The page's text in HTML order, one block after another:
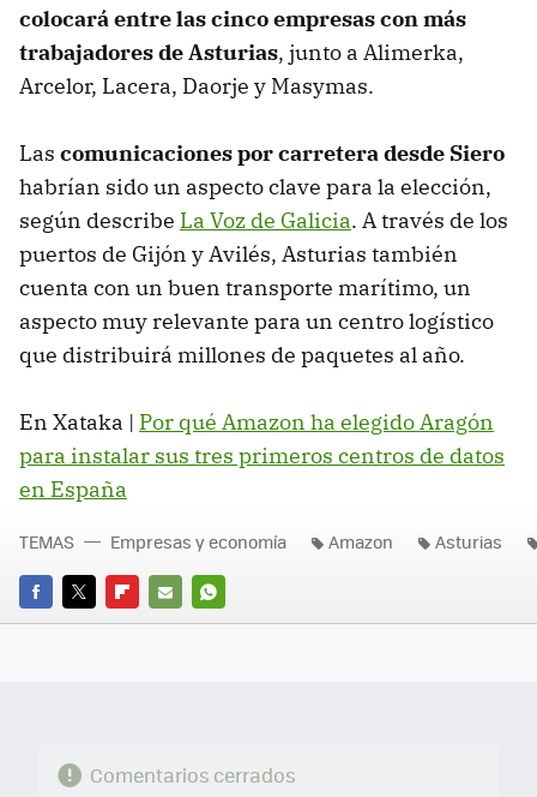
colocará entre las cinco empresas con más
trabajadores de Asturias, junto a Alimerka,
Arcelor, Lacera, Daorje y Masymas.
Las comunicaciones por carretera desde Siero
habrían sido un aspecto clave para la elección,
según describe La Voz de Galicia. A través de los
puertos de Gijón y Avilés, Asturias también
cuenta con un buen transporte marítimo, un
aspecto muy relevante para un centro logístico
que distribuirá millones de paquetes al año.
En Xataka | Por qué Amazon ha elegido Aragón
para instalar sus tres primeros centros de datos
en España
FACEBOOK
TWITTERFLIPBOARD
E-
WHATSAPP
TEMAS Empresas y economía Amazon Asturias
Comentarios cerrados